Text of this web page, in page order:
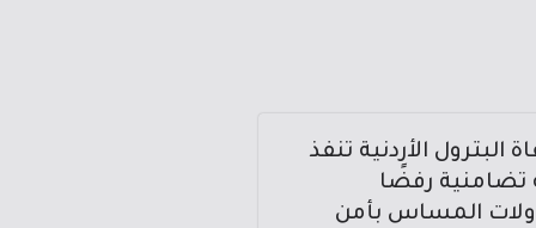
البترول الأردنية تنفذ
تضامنية رفضًا
المساس بأمن